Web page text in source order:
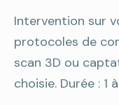
Intervention sur
protocoles de
scan 3D ou
choisie. Durée : 1